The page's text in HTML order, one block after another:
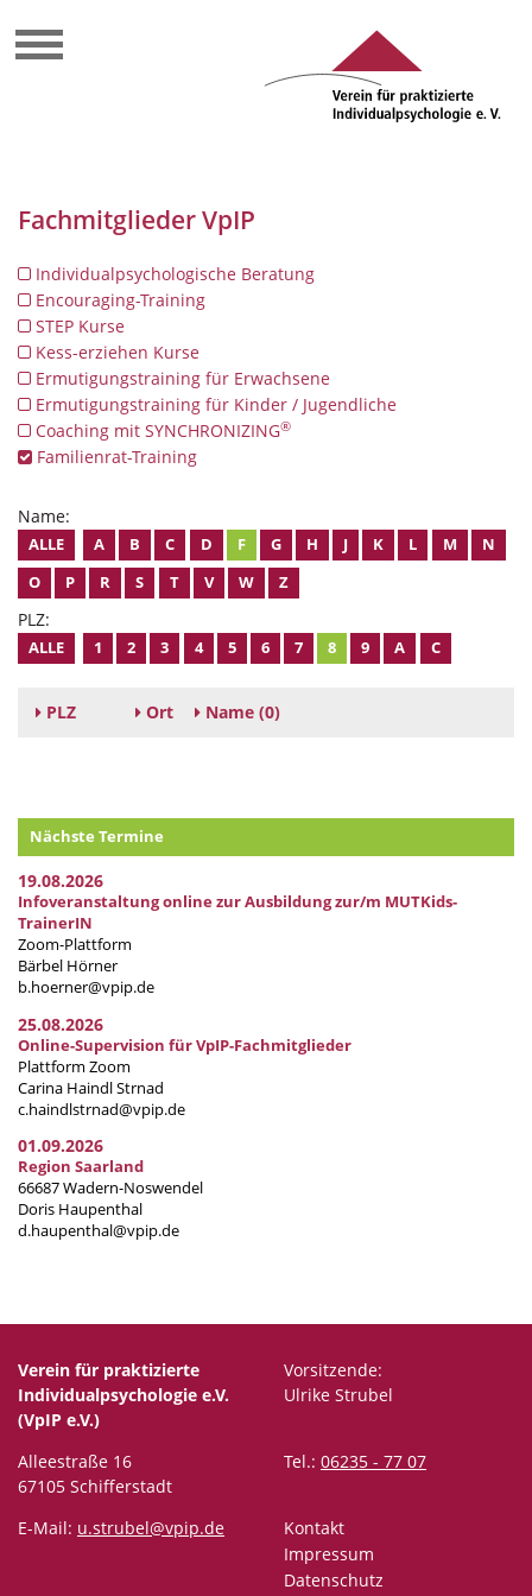
Fachmitglieder VpIP
Individualpsychologische Beratung
Encouraging-Training
STEP Kurse
Kess-erziehen Kurse
Ermutigungstraining für Erwachsene
Ermutigungstraining für Kinder / Jugendliche
Coaching mit SYNCHRONIZING®
Familienrat-Training
Name:
ALLE A B C D F G H J K L M
N
O
P R S T V W Z
PLZ:
ALLE 1 2 3 4 5 6 7 8 9 A C
PLZ Ort Name (0)
Nächste Termine
19.08.2026
Infoveranstaltung online zur Ausbildung zur/m MUTKids-
TrainerIN
Zoom-Plattform
Bärbel Hörner
b.hoerner@vpip.de
25.08.2026
Online-Supervision für VpIP-Fachmitglieder
Plattform Zoom
Carina Haindl Strnad
c.haindlstrnad@vpip.de
01.09.2026
Region Saarland
66687 Wadern-Noswendel
Doris Haupenthal
d.haupenthal@vpip.de
Verein für praktizierte
Individualpsychologie e.V.
(VpIP e.V.)
Vorsitzende:
Ulrike Strubel
Alleestraße 16
67105 Schifferstadt
Tel.: 06235 - 77 07
E-Mail: u.strubel@vpip.de
Kontakt
Impressum
Datenschutz